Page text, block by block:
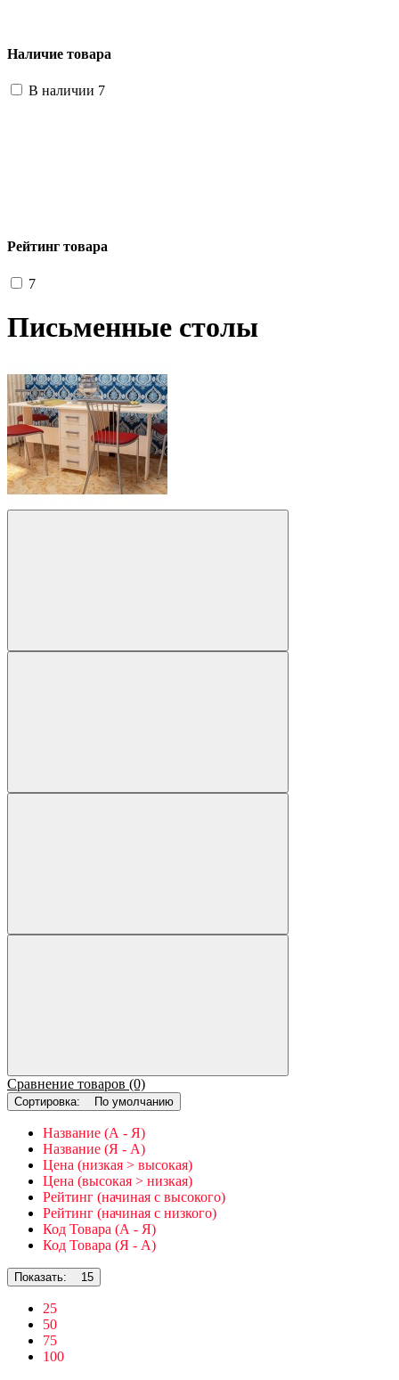
Наличие товара
В наличии 7
Рейтинг товара
7
Письменные столы
Сравнение товаров (0)
Сортировка: По умолчанию
Название (А - Я)
Название (Я - А)
Цена (низкая > высокая)
Цена (высокая > низкая)
Рейтинг (начиная с высокого)
Рейтинг (начиная с низкого)
Код Товара (А - Я)
Код Товара (Я - А)
Показать: 15
25
50
75
100